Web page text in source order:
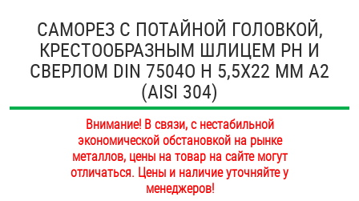
ПОКУПАТЕЛЯМ
ОПЛАТА И ДОСТАВКА
Болты и винты
Втулки
Гайки
Дюбели
Дюймовый крепёж
САМОРЕЗ С ПОТАЙНОЙ ГОЛОВКОЙ,
КРЕСТООБРАЗНЫМ ШЛИЦЕМ PH И
СВЕРЛОМ DIN 7504O H 5,5Х22 ММ А2
(AISI 304)
Внимание! В связи, с нестабильной
экономической обстановкой на рынке
металлов, цены на товар на сайте могут
отличаться. Цены и наличие уточняйте у
менеджеров!